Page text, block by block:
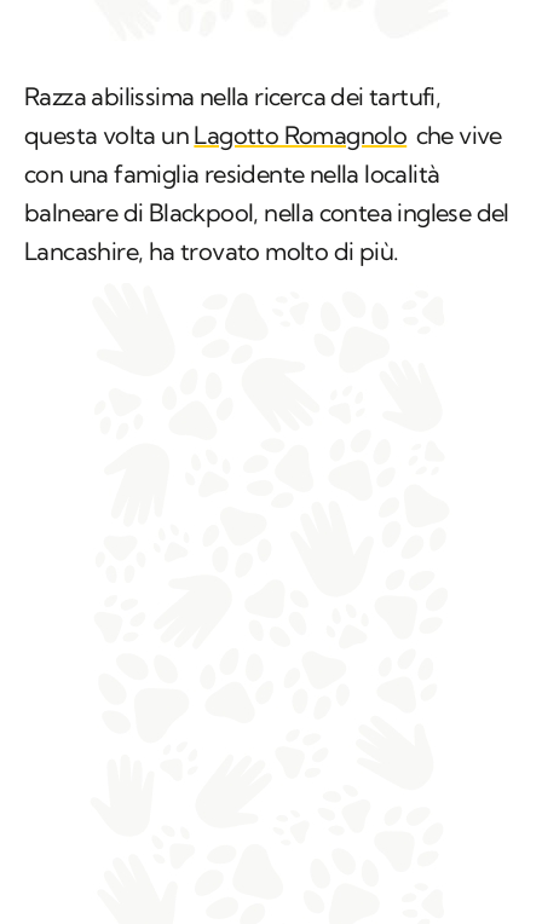
Razza abilissima nella ricerca dei tartufi,
questa volta un Lagotto Romagnolo che vive
con una famiglia residente nella località
balneare di Blackpool, nella contea inglese del
Lancashire, ha trovato molto di più.